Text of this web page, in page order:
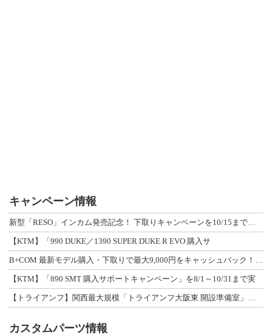
キャンペーン情報
【KTM】「990 DUKE／1390 SUPER DUKE R EVO 購入サ
【KTM】「890 SMT 購入サポートキャンペーン」を8/1～10/31まで実
カスタムパーツ情報